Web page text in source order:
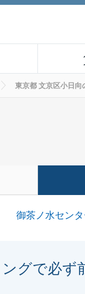
東京都 文京区小日
御茶ノ水センタ
グで必ず